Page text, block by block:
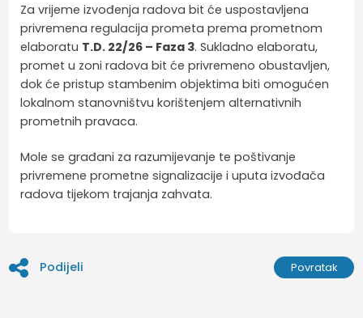
Za vrijeme izvođenja radova bit će uspostavljena
privremena regulacija prometa prema prometnom
elaboratu T.D. 22/26 – Faza 3. Sukladno elaboratu,
promet u zoni radova bit će privremeno obustavljen,
dok će pristup stambenim objektima biti omogućen
lokalnom stanovništvu korištenjem alternativnih
prometnih pravaca.
Mole se građani za razumijevanje te poštivanje
privremene prometne signalizacije i uputa izvođača
radova tijekom trajanja zahvata.
Podijeli Povratak